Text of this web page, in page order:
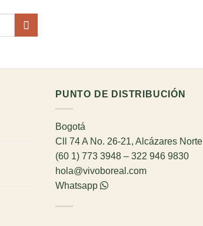
PUNTO DE DISTRIBUCIÓN
Bogotá
Cll 74 A No. 26-21, Alcázares Norte
(60 1) 773 3948 – 322 946 9830
hola@vivoboreal.com
Whatsapp